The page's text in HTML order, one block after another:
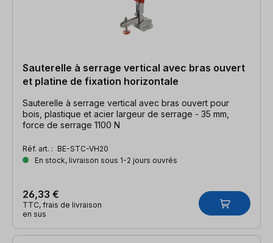
Sauterelle à serrage vertical avec bras ouvert
et platine de fixation horizontale
Sauterelle à serrage vertical avec bras ouvert pour
bois, plastique et acier largeur de serrage - 35 mm,
force de serrage 1100 N
Réf. art. : BE-STC-VH20
En stock, livraison sous 1-2 jours ouvrés
26,33 €
TTC, frais de livraison
en sus